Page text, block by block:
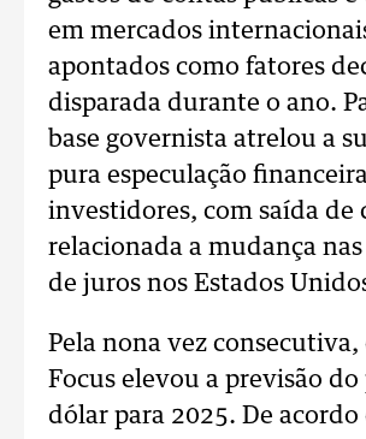
em mercados
apontados como fatores
disparada durante o ano.
base governista atrelou a
pura especulação
investidores, com saída de
relacionada a mudança
de juros nos Estados
Pela nona vez
Focus elevou a previsão do
dólar para 2025. De acordo